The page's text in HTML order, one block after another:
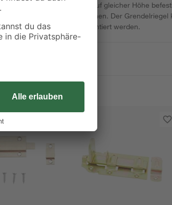
dass Riegel und Öse auf gleicher Höhe
des Riegels zu ermöglichen. Der Grendelriegel
linker Anschlagrichtung montiert werden.